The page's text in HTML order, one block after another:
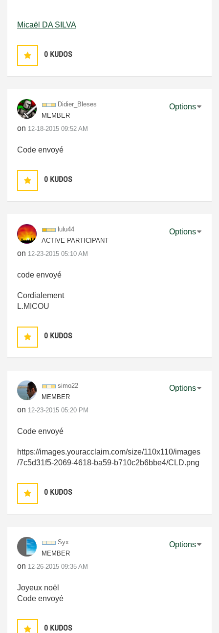
Micaël DA SILVA
0 KUDOS
Didier_Bleses
MEMBER
on ‎12-18-2015 09:52 AM
Options
Code envoyé
0 KUDOS
lulu44
ACTIVE PARTICIPANT
on ‎12-23-2015 05:10 AM
Options
code envoyé
Cordialement
L.MICOU
0 KUDOS
simo22
MEMBER
on ‎12-23-2015 05:20 PM
Options
Code envoyé
https://images.youracclaim.com/size/110x110/images
/7c5d31f5-2069-4618-ba59-b710c2b6bbe4/CLD.png
0 KUDOS
Syx
MEMBER
on ‎12-26-2015 09:35 AM
Options
Joyeux noël
Code envoyé
0 KUDOS